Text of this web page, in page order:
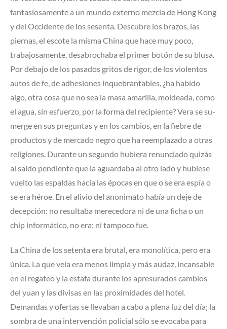
fantasiosamente a un mundo externo mezcla de Hong Kong
y del Occidente de los sesenta. Descubre los brazos, las
piernas, el escote la misma China que hace muy poco,
trabajosamente, desabrochaba el primer botón de su blusa.
Por debajo de los pasados gritos de rigor, de los violentos
autos de fe, de adhesiones inquebrantables, ¿ha habido
algo, otra cosa que no sea la masa amarilla, moldeada, como
el agua, sin esfuerzo, por la forma del recipiente? Vera se su­
merge en sus preguntas y en los cambios, en la fiebre de
productos y de mercado negro que ha reemplazado a otras
religiones. Durante un segundo hubiera renunciado quizás
al saldo pendiente que la aguardaba al otro lado y hubiese
vuelto las espaldas hacia las épocas en que o se era espía o
se era héroe. En el alivio del anonimato había un deje de
decepción: no resultaba merecedora ni de una ficha o un
chip informático, no era; ni tampoco fue.
La China de los setenta era brutal, era monolítica, pero era
única. La que veía era menos limpia y más audaz, incansable
en el regateo y la estafa durante los apresurados cambios
del yuan y las divisas en las proximidades del hotel.
Demandas y ofertas se llevaban a cabo a plena luz del día; la
sombra de una intervención policial sólo se evocaba para